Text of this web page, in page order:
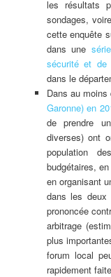
les résultats
sondages,
cette enquête
dans une
sécurité et de
dans le
Dans au
Garonne) en
de prendre
diverses) ont
population
budgétaires,
en organisant
dans les deux
prononcée
arbitrage
plus
forum local
rapidement